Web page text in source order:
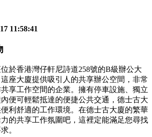
11:58:41
於香港灣仔軒尼詩道258號的B級辦公大
座大廈提供吸引人的共享辦公空間，非常
享工作空間的企業。擁有停車設施、獨立
便可輕鬆抵達的便捷公共交通，德士古大
利舒適的工作環境。在德士古大廈的繁華
的共享工作氛圍吧，這裡定能滿足您尋找
。